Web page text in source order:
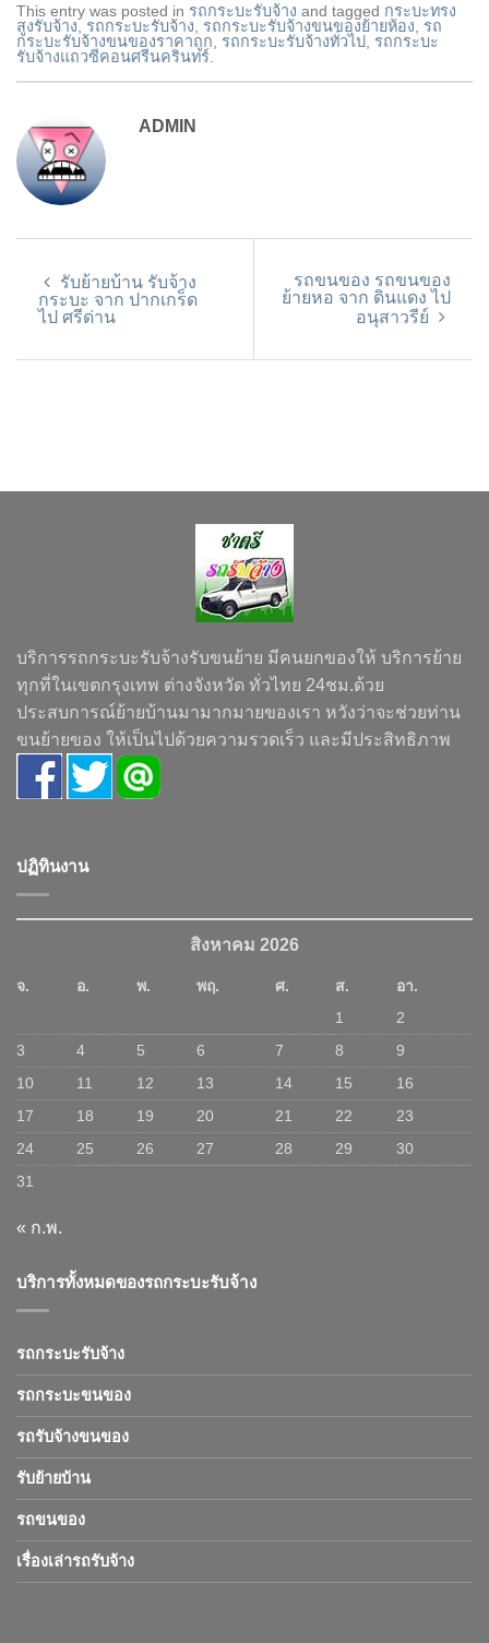
This entry was posted in รถกระบะรับจ้าง and tagged กระบะทรง
สูงรับจ้าง
รถกระบะรับจ้าง รถกระบะรับจ้างขนของย้ายห้อง
รถ
กระบะรับจ้างขนของราคาถูก
รถกระบะรับจ้างทั่วไป
รถกระบะ
รับจ้างแถวซีคอนศรีนครินทร์
ADMIN
รับย้ายบ้าน รับจ้าง
กระบะ จาก ปากเกร็ด
ไป ศรีด่าน
รถขนของ รถขนของ
ย้ายหอ จาก ดินแดง ไป
อนุสาวรีย์
บริการรถกระบะรับจ้างรับขนย้าย มีคนยกของให้ บริการย้าย
ทุกที่ในเขตกรุงเทพ ต่างจังหวัด ทั่วไทย 24ชม.ด้วย
ประสบการณ์ย้ายบ้านมามากมายของเรา หวังว่าจะช่วยท่าน
ขนย้ายของ ให้เป็นไปด้วยความรวดเร็ว และมีประสิทธิภาพ
ปฏิทินงาน
สิงหาคม 2026
จ. อ. พ. พฤ. ศ. ส.
อา.
1
2
3
4 5 6 7 8
9
10
11 12 13 14 15
16
17
18 19 20 21 22
23
24
25 26 27 28 29
30
31
« ก.พ.
บริการทั้งหมดของรถกระบะรับจ้าง
รถกระบะรับจ้าง
รถกระบะขนของ
รถรับจ้างขนของ
รับย้ายบ้าน
รถขนของ
เรื่องเล่ารถรับจ้าง